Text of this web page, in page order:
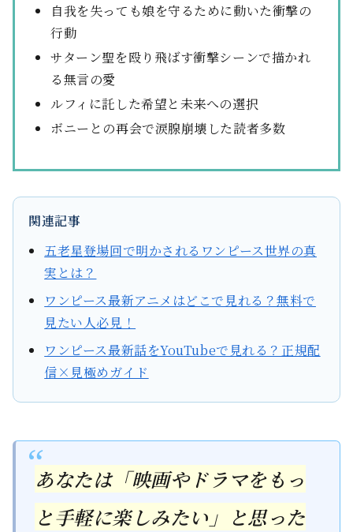
自我を失っても娘を守るために動いた衝撃の
行動
サターン聖を殴り飛ばす衝撃シーンで描かれ
る無言の愛
ルフィに託した希望と未来への選択
ボニーとの再会で涙腺崩壊した読者多数
関連記事
五老星登場回で明かされるワンピース世界の真
実とは？
ワンピース最新アニメはどこで見れる？無料で
見たい人必見！
ワンピース最新話をYouTubeで見れる？正規配
信×見極めガイド
あなたは「映画やドラマをもっ
と手軽に楽しみたい」と思った